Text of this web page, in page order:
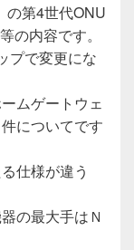
の第4世代ONU
の内容です。
プで変更にな
ムゲートウェ
についてです
仕様が違う
の最大手はＮ